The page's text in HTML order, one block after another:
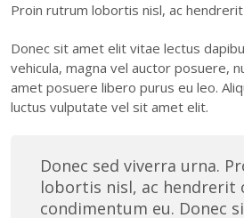
Proin rutrum lobortis nisl, ac
Donec sit amet elit vitae lectus
vehicula, magna vel auctor posuere,
amet posuere libero purus eu leo.
luctus vulputate vel sit amet elit.
Donec sed viverra urna.
lobortis nisl, ac hendrerit
condimentum eu. Donec